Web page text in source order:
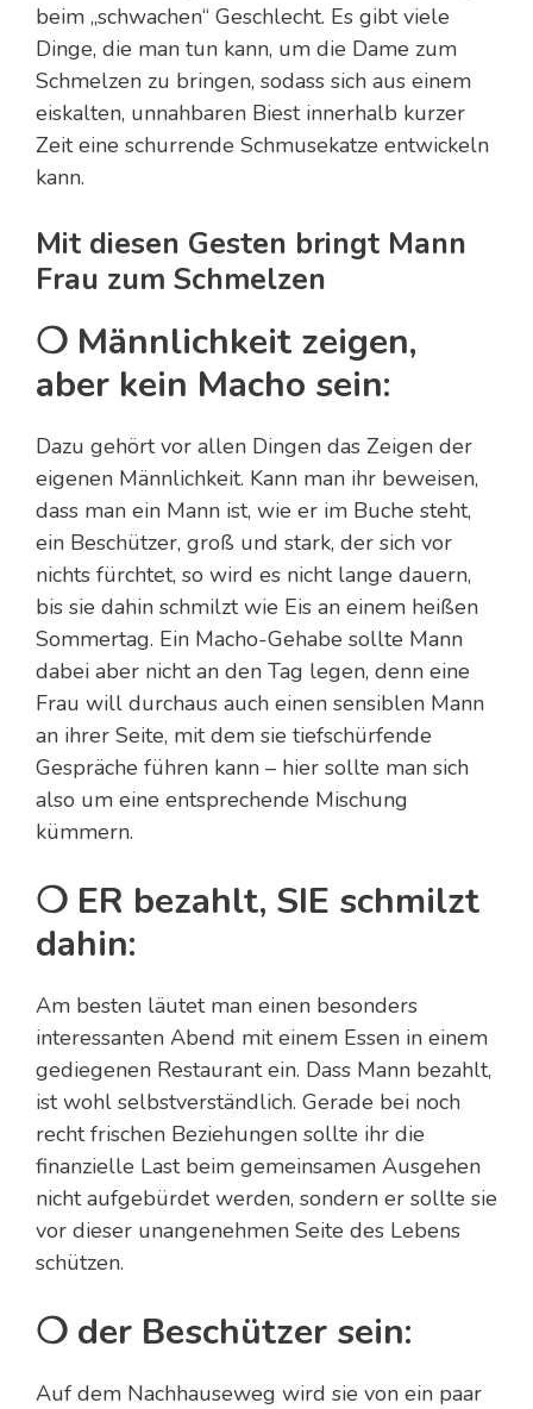
beim „schwachen“ Geschlecht. Es gibt viele
Dinge, die man tun kann, um die Dame zum
Schmelzen zu bringen, sodass sich aus einem
eiskalten, unnahbaren Biest innerhalb kurzer
Zeit eine schurrende Schmusekatze entwickeln
kann.
Mit diesen Gesten bringt Mann
Frau zum Schmelzen
❍ Männlichkeit zeigen,
aber kein Macho sein:
Dazu gehört vor allen Dingen das Zeigen der
eigenen Männlichkeit. Kann man ihr beweisen,
dass man ein Mann ist, wie er im Buche steht,
ein Beschützer, groß und stark, der sich vor
nichts fürchtet, so wird es nicht lange dauern,
bis sie dahin schmilzt wie Eis an einem heißen
Sommertag. Ein Macho-Gehabe sollte Mann
dabei aber nicht an den Tag legen, denn eine
Frau will durchaus auch einen sensiblen Mann
an ihrer Seite, mit dem sie tiefschürfende
Gespräche führen kann – hier sollte man sich
also um eine entsprechende Mischung
kümmern.
❍ ER bezahlt, SIE schmilzt
dahin:
Am besten läutet man einen besonders
interessanten Abend mit einem Essen in einem
gediegenen Restaurant ein. Dass Mann bezahlt,
ist wohl selbstverständlich. Gerade bei noch
recht frischen Beziehungen sollte ihr die
finanzielle Last beim gemeinsamen Ausgehen
nicht aufgebürdet werden, sondern er sollte sie
vor dieser unangenehmen Seite des Lebens
schützen.
❍ der Beschützer sein:
Auf dem Nachhauseweg wird sie von ein paar